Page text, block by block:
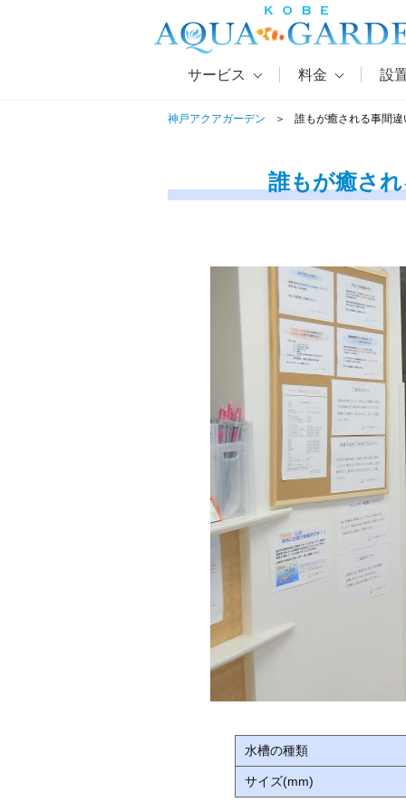
サービス 料金 設
神戸アクアガーデン 誰もが癒される事間
誰もが癒さ
水槽の種類
サイズ(mm)